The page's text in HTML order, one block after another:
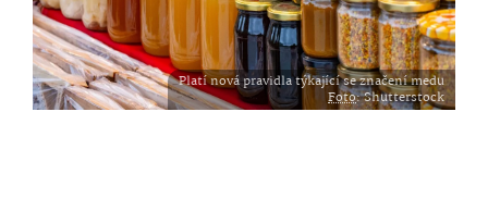
Platí nová pravidla týkající se značení medu
Foto: Shutterstock